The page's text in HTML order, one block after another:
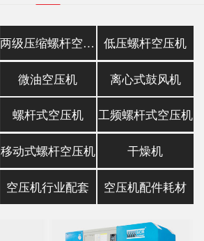
两级压缩螺杆空压机 低压螺杆空压机
微油空压机 离心式鼓风机
螺杆式空压机 工频螺杆式空压机
移动式螺杆空压机 干燥机
空压机行业配套 空压机配件耗材